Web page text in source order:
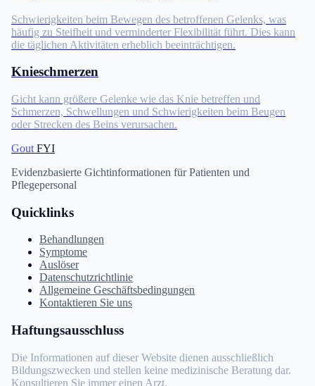
Schwierigkeiten beim Bewegen des betroffenen Gelenks, was
häufig zu Steifheit und verminderter Flexibilität führt. Dies kann
die täglichen Aktivitäten erheblich beeinträchtigen.
Knieschmerzen
Gicht kann größere Gelenke wie das Knie betreffen und
Schmerzen, Schwellungen und Schwierigkeiten beim Beugen
oder Strecken des Beins verursachen.
Gout FYI
Evidenzbasierte Gichtinformationen für Patienten und
Pflegepersonal
Quicklinks
Behandlungen
Symptome
Auslöser
Datenschutzrichtlinie
Allgemeine Geschäftsbedingungen
Kontaktieren Sie uns
Haftungsausschluss
Die Informationen auf dieser Website dienen ausschließlich
Bildungszwecken und stellen keine medizinische Beratung dar.
Konsultieren Sie immer einen Arzt.